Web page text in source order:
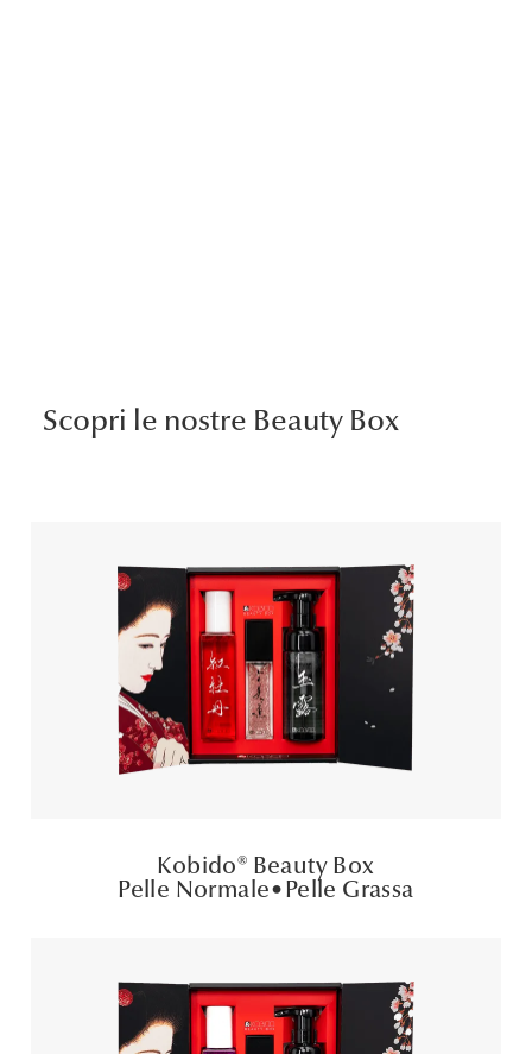
Scopri le nostre Beauty Box
Kobido® Beauty Box
Pelle Normale•Pelle Grassa